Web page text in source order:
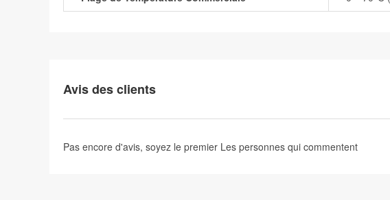
Avis des clients
Pas encore d'avis, soyez le premier Les personnes qui commentent